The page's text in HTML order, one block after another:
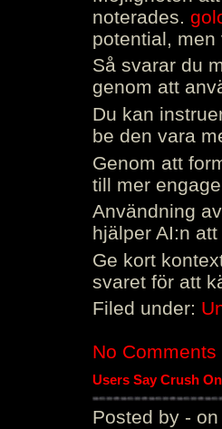
noterades.
potential, men
Så svarar du
genom att
Du kan
be den vara
Genom att
till mer
Användning
hjälper AI:n
Ge kort
svaret för att
Filed under:
No Comments
Users Say Crush
Posted by - on